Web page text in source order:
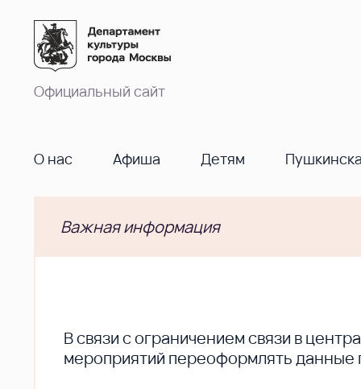
Официальный сайт
О нас Афиша Детям
Важная информация
В cвязи с ограничением связи в
мероприятий переоформлять данные